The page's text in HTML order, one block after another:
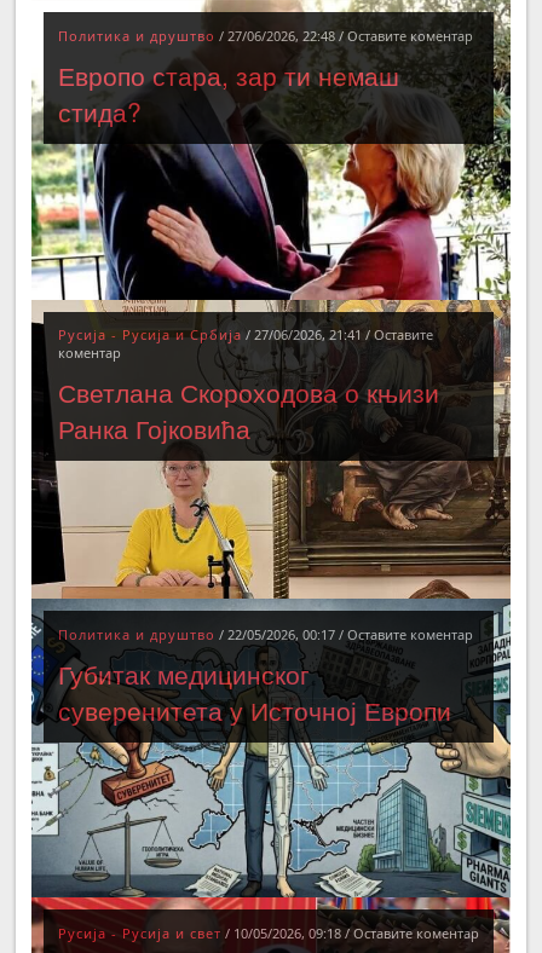
Политика и друштво / 27/06/2026, 22:48 / Оставите коментар
Европо стара, зар ти немаш
стида?
Русија - Русија и Србија / 27/06/2026, 21:41 / Оставите
коментар
Светлана Скороходова о књизи
Ранка Гојковића
Политика и друштво / 22/05/2026, 00:17 / Оставите коментар
Губитак медицинског
суверенитета у Источној Европи
Русија - Русија и свет / 10/05/2026, 09:18 / Оставите коментар